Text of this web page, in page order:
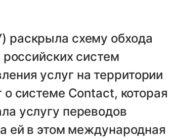
раскрыла схему обхода
российских систем
услуг на территории
системе Contact, которая
услугу переводов
ей в этом международная